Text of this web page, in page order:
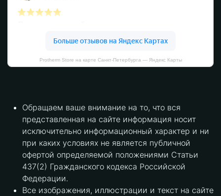
Protherm Store на карте Санкт‑Петербурга — Яндекс Карты
Обращаем ваше внимание на то, что вся
представленная на сайте информация носит
исключительно информационный характер и ни
при каких условиях не является публичной
офертой определяемой положениями Статьи
437(2) Гражданского кодекса Российской
Федерации.
Все изображения, иллюстрации и текст на сайте